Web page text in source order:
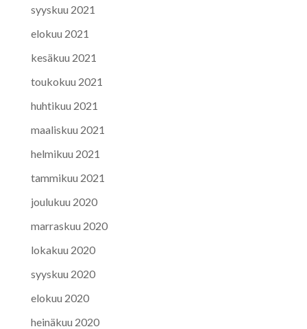
syyskuu 2021
elokuu 2021
kesäkuu 2021
toukokuu 2021
huhtikuu 2021
maaliskuu 2021
helmikuu 2021
tammikuu 2021
joulukuu 2020
marraskuu 2020
lokakuu 2020
syyskuu 2020
elokuu 2020
heinäkuu 2020